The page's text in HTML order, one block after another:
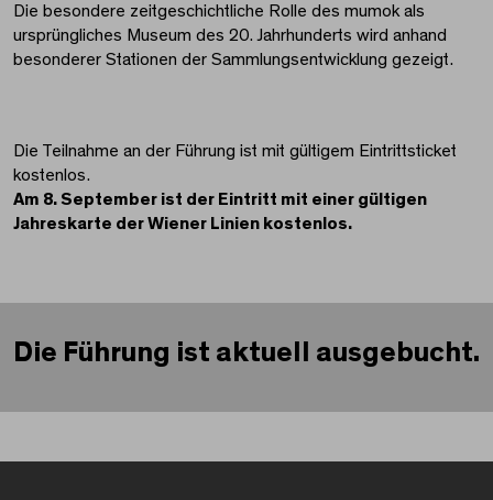
Die besondere zeitgeschichtliche Rolle des mumok als
ursprüngliches Museum des 20. Jahrhunderts wird anhand
besonderer Stationen der Sammlungsentwicklung gezeigt.
Die Teilnahme an der Führung ist mit gültigem Eintrittsticket
kostenlos.
Am 8. September ist der Eintritt mit einer gültigen
Jahreskarte der Wiener Linien kostenlos.
Die Führung ist aktuell ausgebucht.